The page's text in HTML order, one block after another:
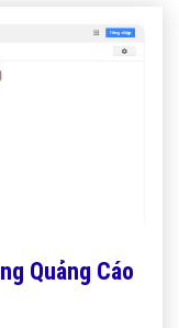
Quảng Cáo